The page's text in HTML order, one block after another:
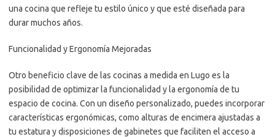
una cocina que refleje tu estilo único y que esté diseñada para
durar muchos años.
Funcionalidad y Ergonomía Mejoradas
Otro beneficio clave de las cocinas a medida en Lugo es la
posibilidad de optimizar la funcionalidad y la ergonomía de tu
espacio de cocina. Con un diseño personalizado, puedes incorporar
características ergonómicas, como alturas de encimera ajustadas a
tu estatura y disposiciones de gabinetes que faciliten el acceso a